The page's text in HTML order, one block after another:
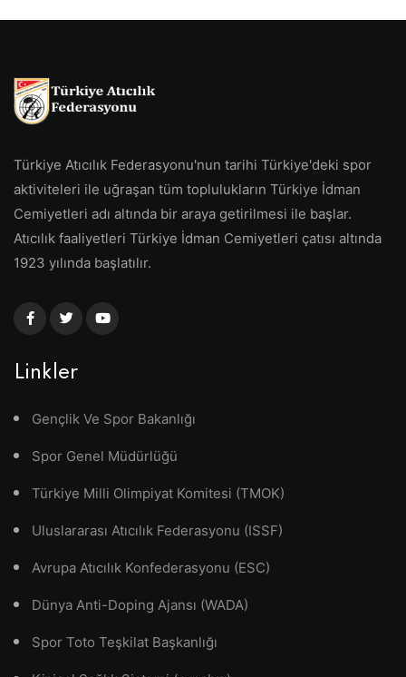
Türkiye Atıcılık Federasyonu'nun tarihi Türkiye'deki spor
aktiviteleri ile uğraşan tüm toplulukların Türkiye İdman
Cemiyetleri adı altında bir araya getirilmesi ile başlar.
Atıcılık faaliyetleri Türkiye İdman Cemiyetleri çatısı altında
1923 yılında başlatılır.
Linkler
Gençlik Ve Spor Bakanlığı
Spor Genel Müdürlüğü
Türkiye Milli Olimpiyat Komitesi (TMOK)
Uluslararası Atıcılık Federasyonu (ISSF)
Avrupa Atıcılık Konfederasyonu (ESC)
Dünya Anti-Doping Ajansı (WADA)
Spor Toto Teşkilat Başkanlığı